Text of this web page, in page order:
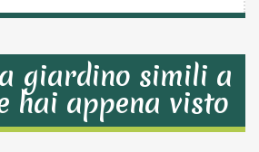
giardino simili a
hai appena visto